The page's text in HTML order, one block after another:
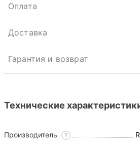
Оплата
Доставка
Гарантия и возврат
Технические
Производитель ?